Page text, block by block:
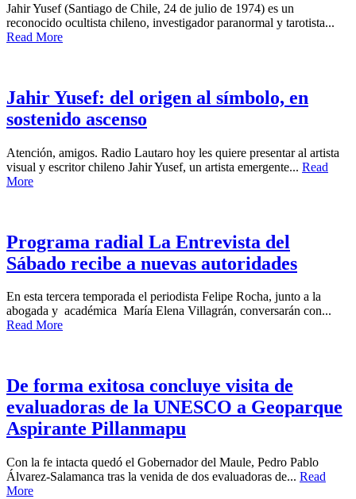
Jahir Yusef (Santiago de Chile, 24 de julio de 1974) es un
reconocido ocultista chileno, investigador paranormal y tarotista...
Read More
Jahir Yusef: del origen al símbolo, en
sostenido ascenso
Atención, amigos. Radio Lautaro hoy les quiere presentar al artista
visual y escritor chileno Jahir Yusef, un artista emergente... Read
More
Programa radial La Entrevista del
Sábado recibe a nuevas autoridades
En esta tercera temporada el periodista Felipe Rocha, junto a la
abogada y académica María Elena Villagrán, conversarán con...
Read More
De forma exitosa concluye visita de
evaluadoras de la UNESCO a Geoparque
Aspirante Pillanmapu
Con la fe intacta quedó el Gobernador del Maule, Pedro Pablo
Álvarez-Salamanca tras la venida de dos evaluadoras de... Read
More